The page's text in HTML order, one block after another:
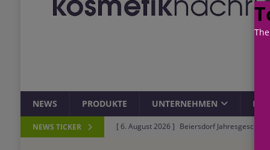
NEWS PRODUKTE UNTERNEHMEN
NEWS TICKER [ 6. August 2026 ] Beiersdorf Jahresgeschäft